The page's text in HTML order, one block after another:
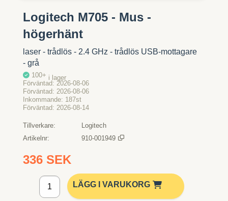
Logitech M705 - Mus -
högerhänt
laser - trådlös - 2.4 GHz - trådlös USB-mottagare
- grå
100+ i lager
Förväntad
2026-08-06
Förväntad
2026-08-06
Inkommande 187st
Förväntad
2026-08-14
Tillverkare
Logitech
Artikelnr
910-001949
336 SEK
Lägg i kundvagnLÄGG I VARUKORG